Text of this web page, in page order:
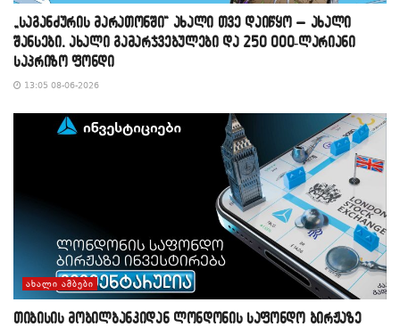
„საგანძურის მარათონში“ ახალი თვე დაიწყო – ახალი
შანსები, ახალი გამარჯვებულები და 250 000-ლარიანი
საპრიზო ფონდი
13:05 08-06-2026
ᲐᲮᲐᲚᲘ ᲐᲛᲑᲔᲑᲘ
თიბისის მობილბანკიდან ლონდონის საფონდო ბირჟაზე